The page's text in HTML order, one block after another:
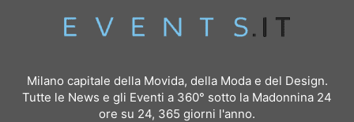
Milano capitale della Movida, della Moda e del Design.
Tutte le News e gli Eventi a 360° sotto la Madonnina 24
ore su 24, 365 giorni l'anno.